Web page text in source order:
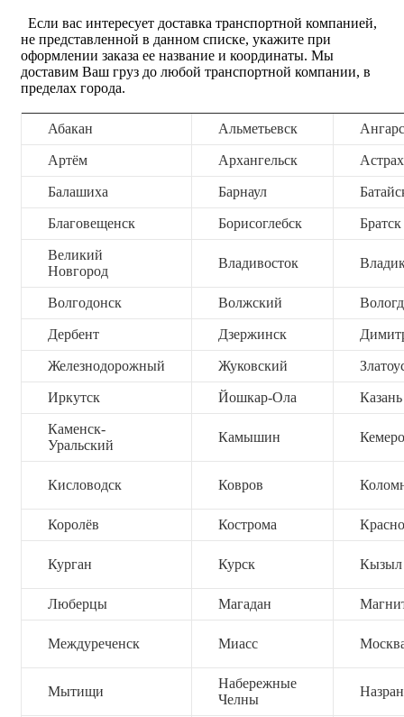
Если вас интересует доставка транспортной компанией,
не представленной в данном списке, укажите при
оформлении заказа ее название и координаты. Мы
доставим Ваш груз до любой транспортной компании, в
пределах города.
Абакан Альметьевск
Артём Архангельск
Балашиха Барнаул
Благовещенск Борисоглебск Братск
Великий
Новгород
Владивосток
Волгодонск Волжский
Дербент Дзержинск
Железнодорожный Жуковский
Иркутск Йошкар-Ола Казань
Каменск-
Уральский
Камышин
Кисловодск Ковров
Королёв Кострома
Курган Курск Кызыл
Люберцы Магадан
Междуреченск Миасс
Мытищи
Набережные
Челны